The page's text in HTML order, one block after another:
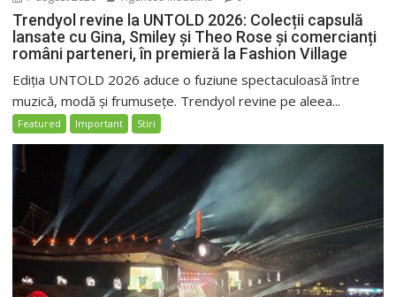
Trendyol revine la UNTOLD 2026: Colecții capsulă
lansate cu Gina, Smiley și Theo Rose și comercianți
români parteneri, în premieră la Fashion Village
Ediția UNTOLD 2026 aduce o fuziune spectaculoasă între
muzică, modă și frumusețe. Trendyol revine pe aleea...
Featured Important Stiri